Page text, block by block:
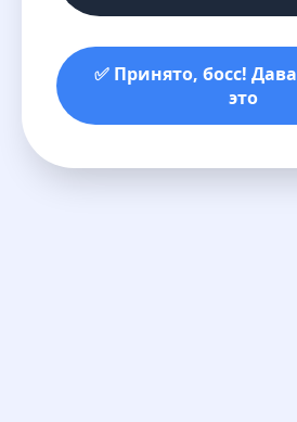
✅ Принято, босс!
это